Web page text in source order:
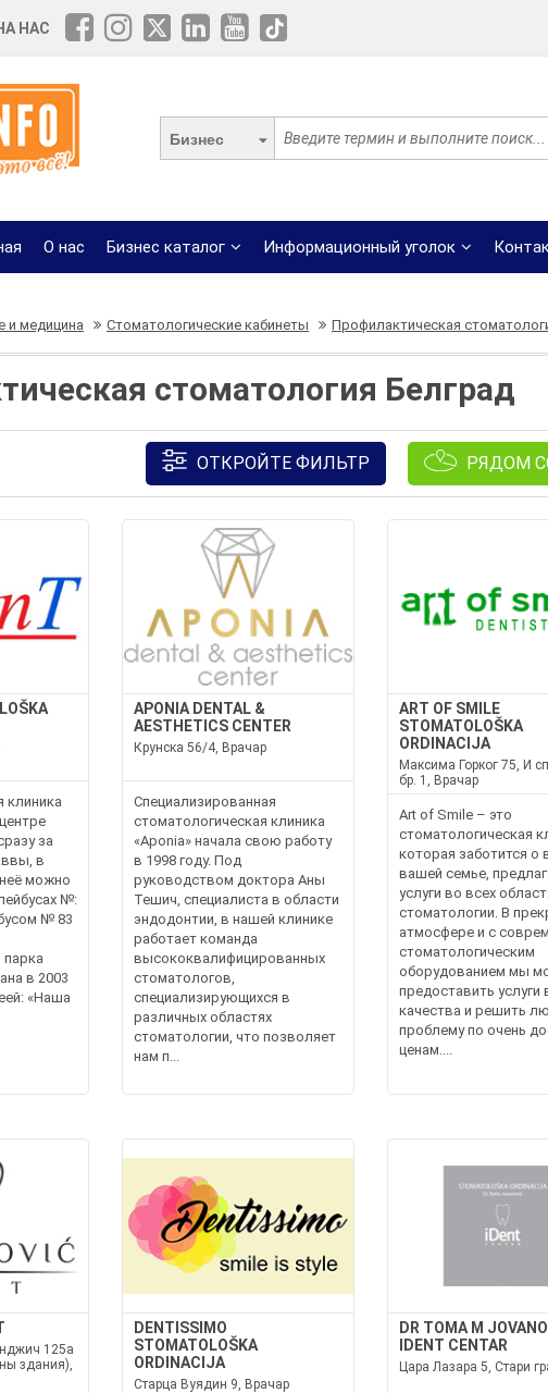
НАС
Бизнес
О нас Бизнес каталог Информационный уголок
и медицина Стоматологические кабинеты Профилактическая
стоматология Белград
ОТКРОЙТЕ ФИЛЬТР РЯДОМ
клиника
за
в
можно
№:
№ 83
в 2003
«Наша
APONIA DENTAL &
AESTHETICS CENTER
Крунска 56/4, Врачар
Специализированная
стоматологическая клиника
«Aponia» начала свою работу
в 1998 году. Под
руководством доктора Аны
Тешич, специалиста в области
эндодонтии, в нашей клинике
работает команда
высококвалифицированных
стоматологов,
специализирующихся в
различных областях
стоматологии, что позволяет
нам п...
ART OF SMILE
STOMATOLOŠKA
ORDINACIJA
Максима Горког 75, И
бр. 1, Врачар
Art of Smile – это
стоматологическая
которая заботится о
вашей семье,
услуги во всех
стоматологии. В
атмосфере и с
стоматологическим
оборудованием мы
предоставить
качества и решить
проблему по очень
ценам....
125а
здания),
DENTISSIMO
STOMATOLOŠKA
ORDINACIJA
Старца Вуядин 9, Врачар
DR TOMA M
IDENT CENTAR
Цара Лазара 5, Стари